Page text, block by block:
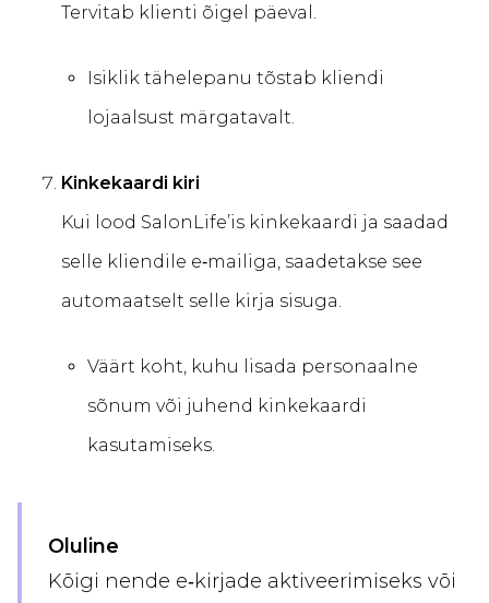
Tervitab klienti õigel päeval.
Isiklik tähelepanu tõstab kliendi
lojaalsust märgatavalt.
Kinkekaardi kiri
Kui lood SalonLife’is kinkekaardi ja saadad
selle kliendile e‑mailiga, saadetakse see
automaatselt selle kirja sisuga.
Väärt koht, kuhu lisada personaalne
sõnum või juhend kinkekaardi
kasutamiseks.
Oluline
Kõigi nende e‑kirjade aktiveerimiseks või